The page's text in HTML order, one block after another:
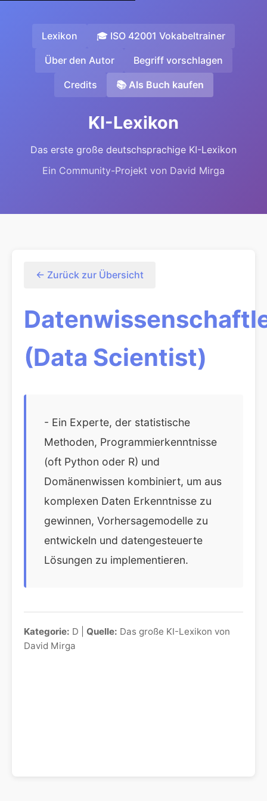
Lexikon 🎓 ISO 42001 Vokabeltrainer
Über den Autor Begriff vorschlagen
Credits 📚 Als Buch kaufen
KI-Lexikon
Das erste große deutschsprachige KI-Lexikon
Ein Community-Projekt von David Mirga
← Zurück zur Übersicht
(Data Scientist)
- Ein Experte, der statistische
Methoden, Programmierkenntnisse
(oft Python oder R) und
Domänenwissen kombiniert, um aus
komplexen Daten Erkenntnisse zu
gewinnen, Vorhersagemodelle zu
entwickeln und datengesteuerte
Lösungen zu implementieren.
Kategorie: D | Quelle: Das große KI-Lexikon von
David Mirga